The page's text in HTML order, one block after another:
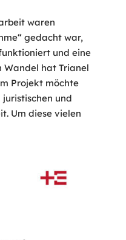
waren
gedacht war,
und eine
Wandel hat Trianel
Projekt möchte
und
Um diese vielen